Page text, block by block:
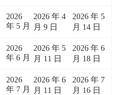
2026
年 5 月
2026 年 4
月 9 日
2026 年 5
月 14 日
2026
年 6 月
2026 年 5
月 11 日
2026 年 6
月 18 日
2026
年 7 月
2026 年 6
月 11 日
2026 年 7
月 16 日